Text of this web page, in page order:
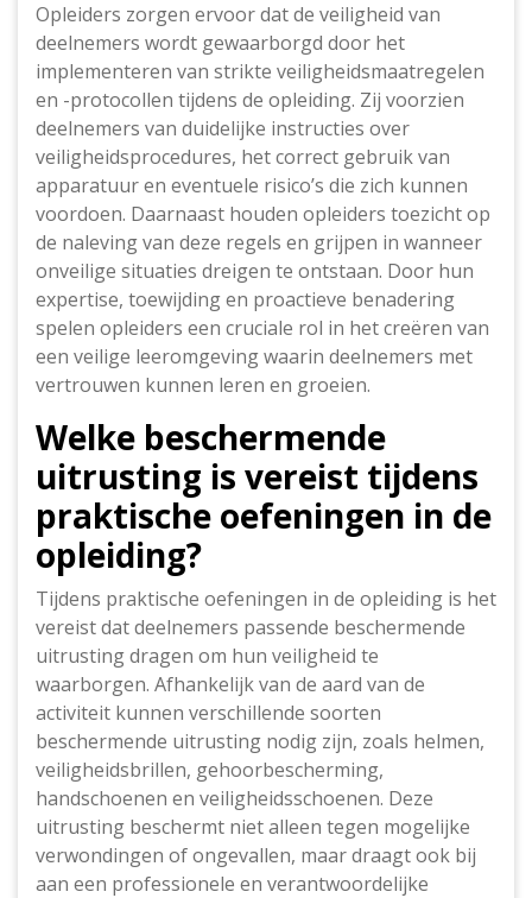
Opleiders zorgen ervoor dat de veiligheid van
deelnemers wordt gewaarborgd door het
implementeren van strikte veiligheidsmaatregelen
en -protocollen tijdens de opleiding. Zij voorzien
deelnemers van duidelijke instructies over
veiligheidsprocedures, het correct gebruik van
apparatuur en eventuele risico’s die zich kunnen
voordoen. Daarnaast houden opleiders toezicht op
de naleving van deze regels en grijpen in wanneer
onveilige situaties dreigen te ontstaan. Door hun
expertise, toewijding en proactieve benadering
spelen opleiders een cruciale rol in het creëren van
een veilige leeromgeving waarin deelnemers met
vertrouwen kunnen leren en groeien.
Welke beschermende
uitrusting is vereist tijdens
praktische oefeningen in de
opleiding?
Tijdens praktische oefeningen in de opleiding is het
vereist dat deelnemers passende beschermende
uitrusting dragen om hun veiligheid te
waarborgen. Afhankelijk van de aard van de
activiteit kunnen verschillende soorten
beschermende uitrusting nodig zijn, zoals helmen,
veiligheidsbrillen, gehoorbescherming,
handschoenen en veiligheidsschoenen. Deze
uitrusting beschermt niet alleen tegen mogelijke
verwondingen of ongevallen, maar draagt ook bij
aan een professionele en verantwoordelijke